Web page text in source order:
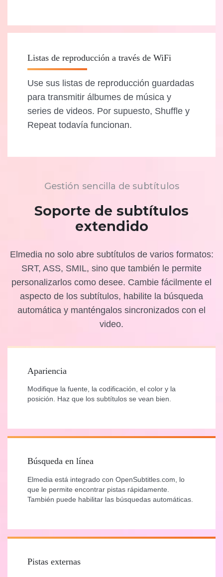
Listas de reproducción a través de WiFi
Use sus listas de reproducción guardadas
para transmitir álbumes de música y
series de videos. Por supuesto, Shuffle y
Repeat todavía funcionan.
Gestión sencilla de subtítulos
Soporte de subtítulos
extendido
Elmedia no solo abre subtítulos de varios formatos:
SRT, ASS, SMIL, sino que también le permite
personalizarlos como desee. Cambie fácilmente el
aspecto de los subtítulos, habilite la búsqueda
automática y manténgalos sincronizados con el
video.
Apariencia
Modifique la fuente, la codificación, el color y la
posición. Haz que los subtítulos se vean bien.
Búsqueda en línea
Elmedia está integrado con OpenSubtitles.com, lo
que le permite encontrar pistas rápidamente.
También puede habilitar las búsquedas automáticas.
Pistas externas